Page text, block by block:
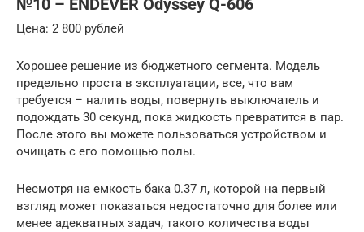
№10 – ENDEVER Odyssey Q-606
Цена: 2 800 рублей
Хорошее решение из бюджетного сегмента. Модель
предельно проста в эксплуатации, все, что вам
требуется – налить воды, повернуть выключатель и
подождать 30 секунд, пока жидкость превратится в пар.
После этого вы можете пользоваться устройством и
очищать с его помощью полы.
Несмотря на емкость бака 0.37 л, которой на первый
взгляд может показаться недостаточно для более или
менее адекватных задач, такого количества воды